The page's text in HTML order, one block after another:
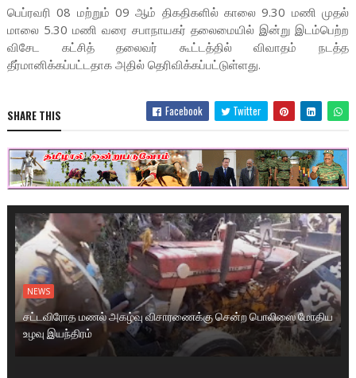
பெப்ரவரி 08 மற்றும் 09 ஆம் திகதிகளில் காலை 9.30 மணி முதல்
மாலை 5.30 மணி வரை சபாநாயகர் தலைமையில் இன்று இடம்பெற்ற
விசேட கட்சித் தலைவர் கூட்டத்தில் விவாதம் நடத்த
தீர்மானிக்கப்பட்டதாக அதில் தெரிவிக்கப்பட்டுள்ளது.
SHARE THIS Facebook Twitter
NEWS
சட்டவிரோத மணல் அகழ்வு விசாரணைக்கு சென்ற பொலிஸை மோதிய
உழவு இயந்திரம்